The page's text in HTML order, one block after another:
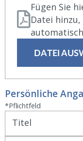
Fügen Sie
Datei
DATEI
Persönliche
*Pflichtfeld
Titel